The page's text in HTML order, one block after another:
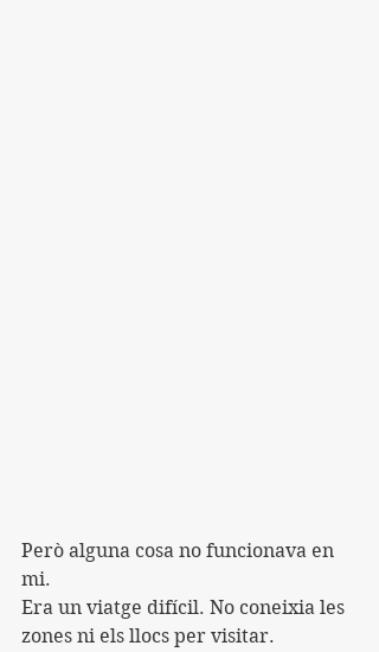
Però alguna cosa no funcionava en
mi.
Era un viatge difícil. No coneixia les
zones ni els llocs per visitar.